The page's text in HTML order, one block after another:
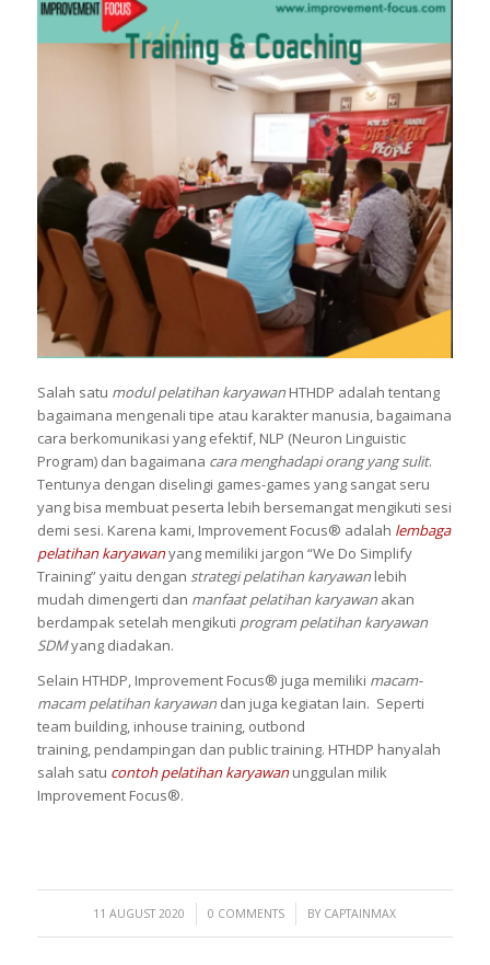
Salah satu modul pelatihan karyawanHTHDP adalah tentang
bagaimana mengenali tipe atau karakter manusia, bagaimana
cara berkomunikasi yang efektif, NLP (Neuron Linguistic
Program) dan bagaimana cara menghadapi orang yang sulit.
Tentunya dengan diselingi games-games yang sangat seru
yang bisa membuat peserta lebih bersemangat mengikuti sesi
demi sesi. Karena kami, Improvement Focus® adalah lembaga
pelatihan karyawanyang memiliki jargon “We Do Simplify
Training” yaitu dengan strategi pelatihan karyawanlebih
mudah dimengerti dan manfaat pelatihan karyawanakan
berdampak setelah mengikuti program pelatihan karyawan
SDMyang diadakan.
Selain HTHDP, Improvement Focus® juga memiliki macam-
macam pelatihan karyawandan juga kegiatan lain. Seperti
team building, inhouse training, outbond
training, pendampingan dan public training. HTHDP hanyalah
salah satu contoh pelatihan karyawanunggulan milik
Improvement Focus®.
11 AUGUST 2020
/ 0 COMMENTS
/ BY CAPTAINMAX